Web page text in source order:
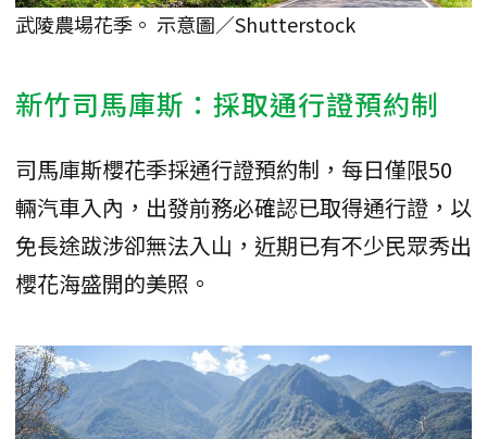
武陵農場花季。 示意圖／Shutterstock
新竹司馬庫斯：採取通行證預約制
司馬庫斯櫻花季採通行證預約制，每日僅限50
輛汽車入內，出發前務必確認已取得通行證，以
免長途跋涉卻無法入山，近期已有不少民眾秀出
櫻花海盛開的美照。